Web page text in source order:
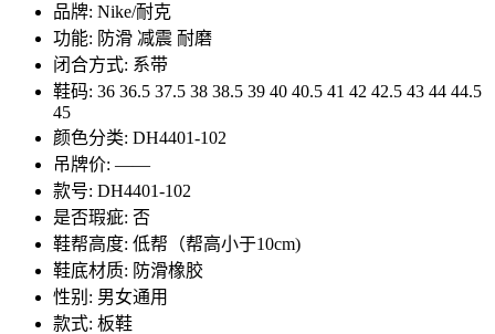
品牌: Nike/耐克
功能: 防滑 减震 耐磨
闭合方式: 系带
鞋码: 36 36.5 37.5 38 38.5 39 40 40.5 41 42 42.5 43 44 44.5
45
颜色分类: DH4401-102
吊牌价: ——
款号: DH4401-102
是否瑕疵: 否
鞋帮高度: 低帮（帮高小于10cm)
鞋底材质: 防滑橡胶
性别: 男女通用
款式: 板鞋